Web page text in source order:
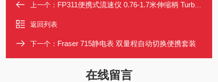
上一个： FP311便携式流速仪 0.76-1.7米伸缩柄 Turbo-Prop FP-FIN
返回列表
下一个： Fraser 715静电表 双量程自动切换便携套装
在线留言